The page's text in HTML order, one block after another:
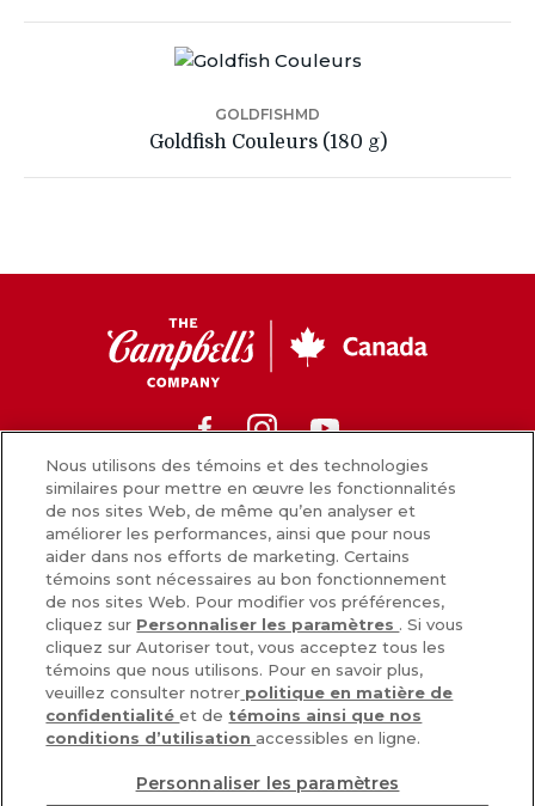
GOLDFISHMD
Goldfish Couleurs (180 g)
Canada
FacebookInstagram
Nouvelles
Comment nous préparons nos aliments
Carrières
Inscrivez-vous
Nous joindre
POLITIQUE DE CONFIDENTIALITÉ
Nous utilisons des témoins et des technologies
similaires pour mettre en œuvre les fonctionnalités
de nos sites Web, de même qu’en analyser et
améliorer les performances, ainsi que pour nous
aider dans nos efforts de marketing. Certains
témoins sont nécessaires au bon fonctionnement
de nos sites Web. Pour modifier vos préférences,
cliquez sur Personnaliser les paramètres . Si vous
cliquez sur Autoriser tout, vous acceptez tous les
témoins que nous utilisons. Pour en savoir plus,
veuillez consulter notrer politique en matière de
confidentialitéet de témoins ainsi que nos
conditions d’utilisation accessibles en ligne.
Personnaliser les paramètres